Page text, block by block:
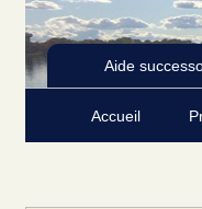
Aide
Accueil